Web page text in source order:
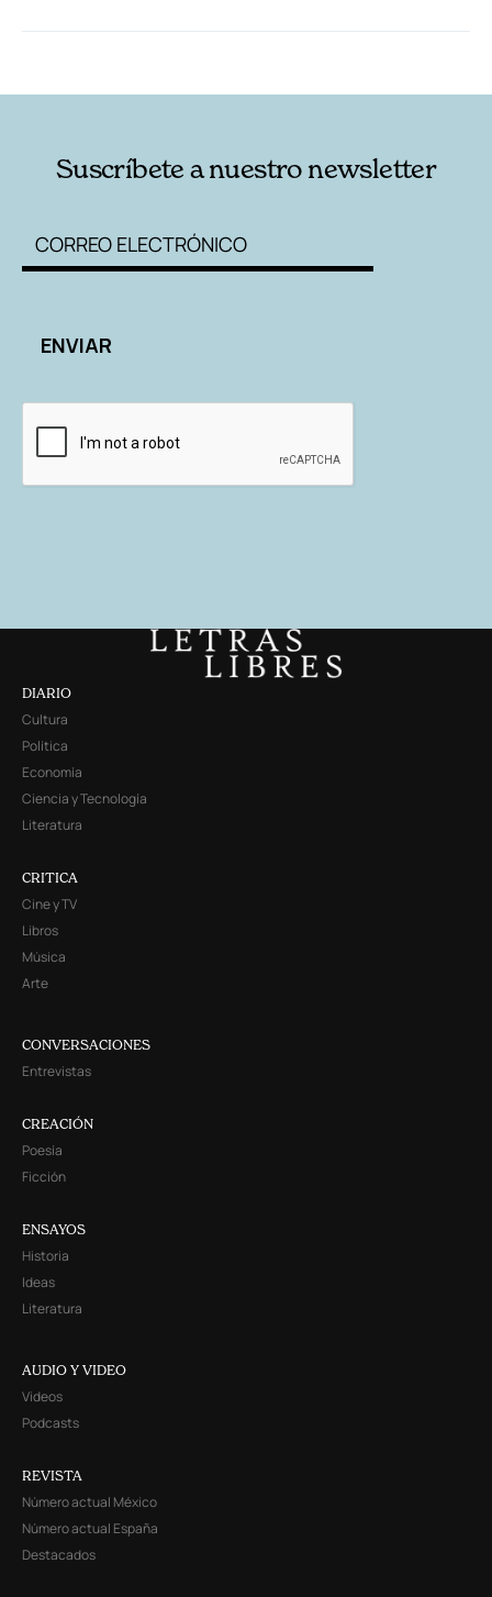
Suscríbete a nuestro newsletter
DIARIO
Cultura
Política
Economía
Ciencia y Tecnología
Literatura
CRITICA
Cine y TV
Libros
Música
Arte
CONVERSACIONES
Entrevistas
CREACIÓN
Poesía
Ficción
ENSAYOS
Historia
Ideas
Literatura
AUDIO Y VIDEO
Videos
Podcasts
REVISTA
Número actual México
Número actual España
Destacados